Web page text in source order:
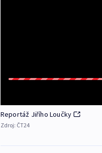
Reportáž Jiřího Loučky
Zdroj: ČT24